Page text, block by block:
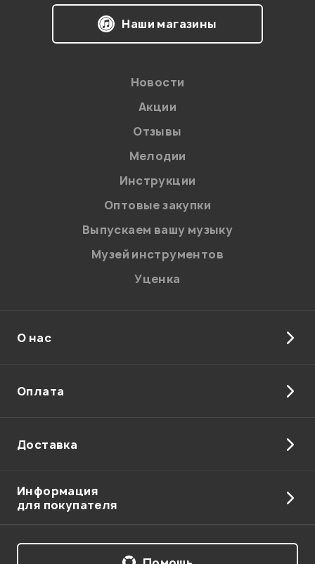
на обработку персональных данных в
Политикой в отношении обработки
персональных данных.
Введите проверочное число:
Отправить
Наши магазины
Новости
Акции
Отзывы
Мелодии
Инструкции
Оптовые закупки
Выпускаем вашу музыку
Музей инструментов
Уценка
О нас
Оплата
Доставка
Информация
для покупателя